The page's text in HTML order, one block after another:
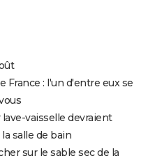
France : l'un d'entre eux se
vaisselle devraient
salle de bain
sur le sable sec de la